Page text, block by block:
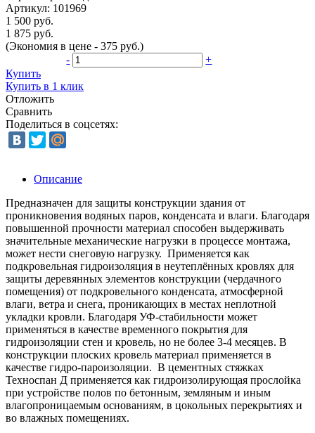
Артикул: 101969
1 500 руб.
1 875 руб.
(Экономия в цене - 375 руб.)
-
+
Купить
Купить в 1 клик
Отложить
Сравнить
Поделиться в соцсетях:
Описание
Предназначен для защиты конструкции здания от
проникновения водяных паров, конденсата и влаги. Благодаря
повышенной прочности материал способен выдерживать
значительные механические нагрузки в процессе монтажа,
может нести снеговую нагрузку. Применяется как
подкровельная гидроизоляция в неутеплённых кровлях для
защиты деревянных элементов конструкции (чердачного
помещения) от подкровельного конденсата, атмосферной
влаги, ветра и снега, проникающих в местах неплотной
укладки кровли. Благодаря УФ-стабильности может
применяться в качестве временного покрытия для
гидроизоляции стен и кровель, но не более 3-4 месяцев. В
конструкции плоских кровель материал применяется в
качестве гидро-пароизоляции. В цементных стяжках
Техноспан Д применяется как гидроизолирующая прослойка
при устройстве полов по бетонным, земляным и иным
влагопроницаемым основаниям, в цокольных перекрытиях и
во влажных помещениях.